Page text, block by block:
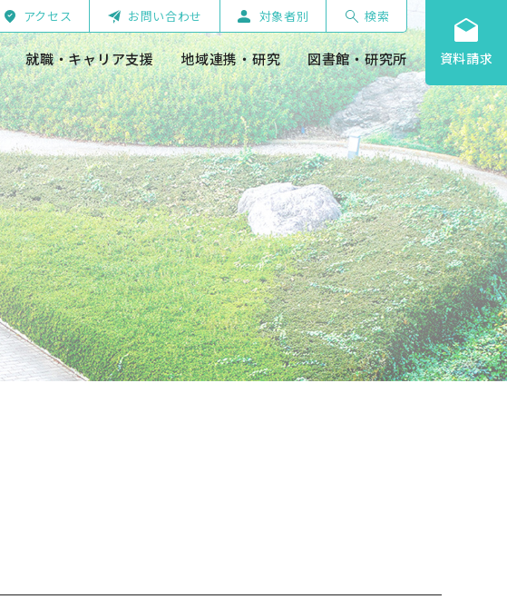
アクセス お問い合わせ 対象者別 検索
就職・キャリア支援 地域連携・研究 図書館・研究所 資料請求